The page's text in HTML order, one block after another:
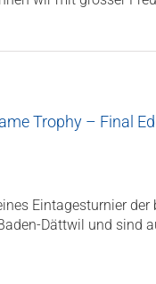
Trophy – Final
Eintagesturnier
Dättwil und sind